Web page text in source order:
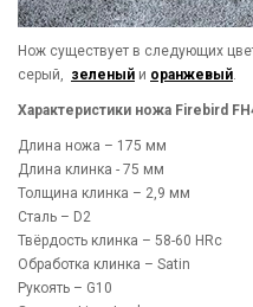
Нож существует в следующих
серый, зеленый и оранжевый
Характеристики ножа Firebird
Длина ножа – 175 мм
Длина клинка - 75 мм
Толщина клинка – 2,9 мм
Сталь – D2
Твёрдость клинка – 58-60 HRc
Обработка клинка – Satin
Рукоять – G10